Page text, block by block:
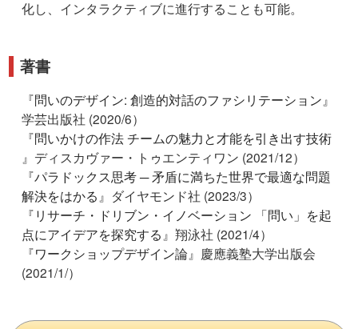
化し、インタラクティブに進行することも可能。
著書
『問いのデザイン: 創造的対話のファシリテーション 』
学芸出版社 (2020/6）
『問いかけの作法 チームの魅力と才能を引き出す技術
』ディスカヴァー・トゥエンティワン (2021/12）
『パラドックス思考 ─ 矛盾に満ちた世界で最適な問題
解決をはかる 』ダイヤモンド社 (2023/3）
『リサーチ・ドリブン・イノベーション 「問い」を起
点にアイデアを探究する 』翔泳社 (2021/4）
『ワークショップデザイン論』慶應義塾大学出版会
(2021/1/）